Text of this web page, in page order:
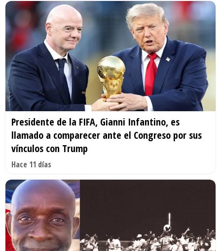
Presidente de la FIFA, Gianni Infantino, es
llamado a comparecer ante el Congreso por sus
vínculos con Trump
Hace 11 días